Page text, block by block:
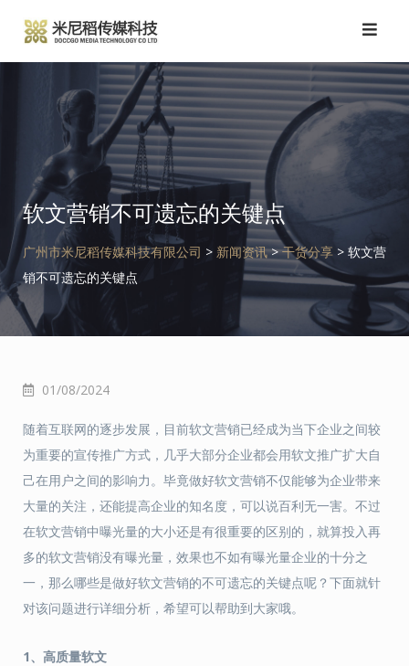
到
软文营销不可遗忘的关键点
广州市米尼稻传媒科技有限公司 > 新闻资讯>干货分享 > 软文营
销不可遗忘的关键点
01/08/2024
随着互联网的逐步发展，目前软文营销已经成为当下企业之间较
为重要的宣传推广方式，几乎大部分企业都会用软文推广扩大自
己在用户之间的影响力。毕竟做好软文营销不仅能够为企业带来
大量的关注，还能提高企业的知名度，可以说百利无一害。不过
在软文营销中曝光量的大小还是有很重要的区别的，就算投入再
多的软文营销没有曝光量，效果也不如有曝光量企业的十分之
一，那么哪些是做好软文营销的不可遗忘的关键点呢？下面就针
对该问题进行详细分析，希望可以帮助到大家哦。
1、高质量软文